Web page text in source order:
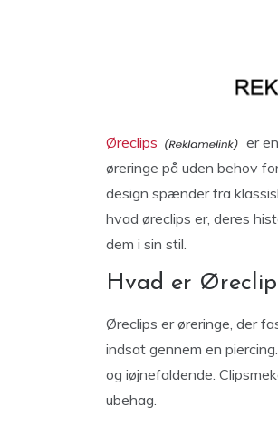
Øreclips
er
øreringe på uden behov
design spænder fra
hvad øreclips er, deres
dem i sin stil.
Hvad er
Øreclips er øreringe, der
indsat gennem en
og iøjnefaldende.
ubehag.